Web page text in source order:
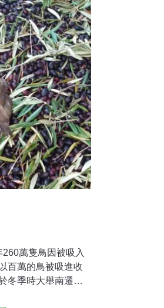
萬隻鳥因被吸入
百萬的鳥被吸進收
冬季時大舉南遷地